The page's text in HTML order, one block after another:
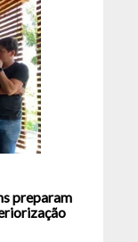
preparam